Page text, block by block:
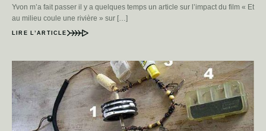
Yvon m’a fait passer il y a quelques temps un article sur l’impact du film « Et
au milieu coule une rivière » sur […]
LIRE L’ARTICLE